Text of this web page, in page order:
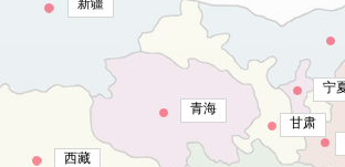
新疆
西藏
青海
宁
甘肃